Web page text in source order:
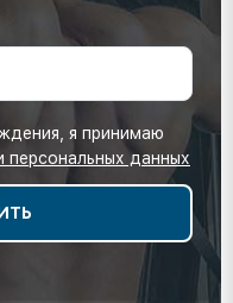
я принимаю
персональных данных